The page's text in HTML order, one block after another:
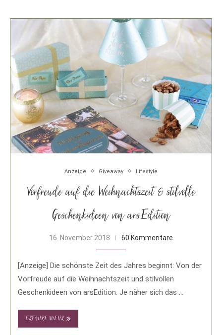
Anzeige Giveaway Lifestyle
Vorfreude auf die Weihnachtszeit & stilvolle
Geschenkideen von arsEdition
16. November 2018 60 Kommentare
[Anzeige] Die schönste Zeit des Jahres beginnt: Von der
Vorfreude auf die Weihnachtszeit und stilvollen
Geschenkideen von arsEdition. Je näher sich das …
ERFAHRE MEHR